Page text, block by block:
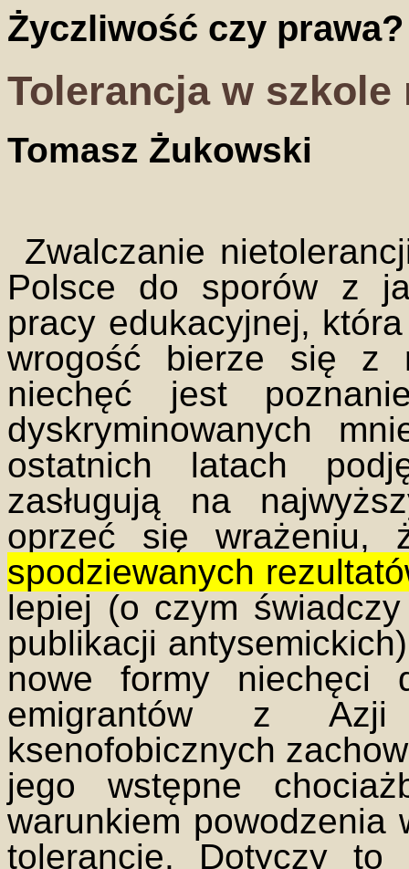
Życzliwość czy prawa?
Tolerancja w
Tomasz Żukowski
Zwalczanie
Polsce do sporów z
pracy edukacyjnej,
wrogość bierze się z
niechęć jest
dyskryminowanych
ostatnich latach
zasługują na
oprzeć się
spodziewanych
lepiej (o czym
publikacji
nowe formy niechęci
emigrantów z Azji
ksenofobicznych
jego wstępne
warunkiem powodzenia
tolerancję. Dotyczy to